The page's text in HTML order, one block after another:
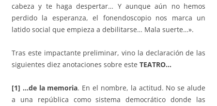
cabeza y te haga despertar… Y aunque aún no hemos
perdido la esperanza, el fonendoscopio nos marca un
latido social que empieza a debilitarse… Mala suerte…».
Tras este impactante preliminar, vino la declaración de las
siguientes diez anotaciones sobre este TEATRO…
[1] …de la memoria. En el nombre, la actitud. No se alude
a una república como sistema democrático donde las